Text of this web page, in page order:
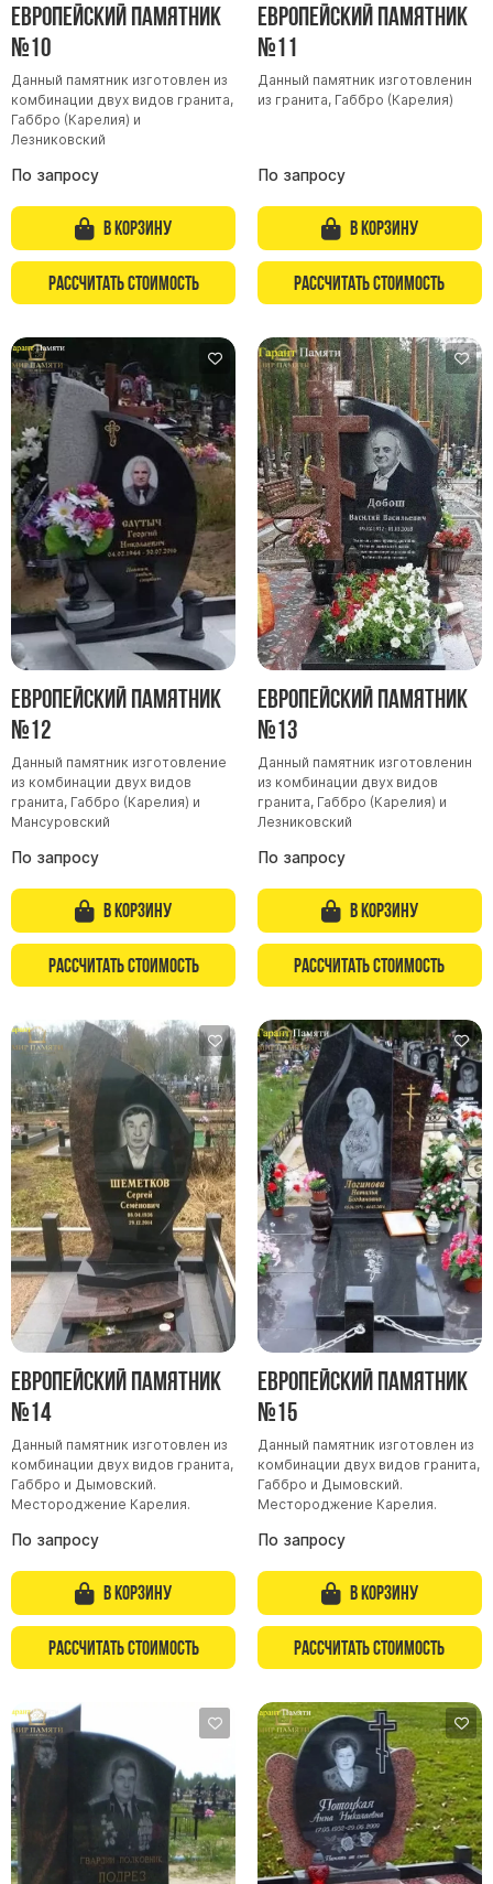
Европейский памятник
№10
Данный памятник изготовлен из
комбинации двух видов гранита,
Габбро (Карелия) и
Лезниковский
По запросу
В корзину
Рассчитать стоимость
Европейский памятник
№11
Данный памятник изготовленин
из гранита, Габбро (Карелия)
По запросу
В корзину
Рассчитать стоимость
Европейский памятник
№12
Данный памятник изготовление
из комбинации двух видов
гранита, Габбро (Карелия) и
Мансуровский
По запросу
В корзину
Рассчитать стоимость
Европейский памятник
№13
Данный памятник изготовленин
из комбинации двух видов
гранита, Габбро (Карелия) и
Лезниковский
По запросу
В корзину
Рассчитать стоимость
Европейский памятник
№14
Данный памятник изготовлен из
комбинации двух видов гранита,
Габбро и Дымовский.
Местороджение Карелия.
По запросу
В корзину
Рассчитать стоимость
Европейский памятник
№15
Данный памятник изготовлен из
комбинации двух видов гранита,
Габбро и Дымовский.
Местороджение Карелия.
По запросу
В корзину
Рассчитать стоимость